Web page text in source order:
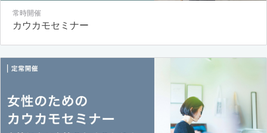
常時開催
カウカモセミナー